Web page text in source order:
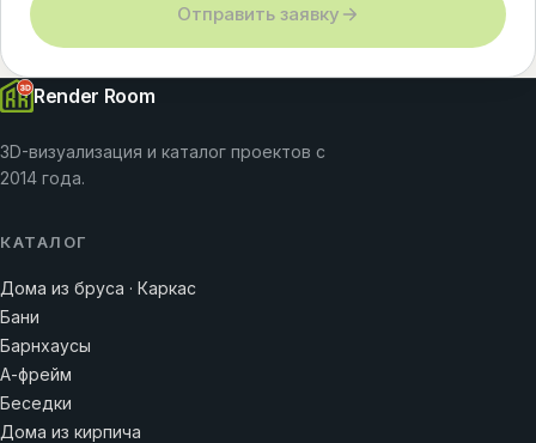
Отправить заявку
Render Room
3D-визуализация и каталог проектов с
2014 года.
КАТАЛОГ
Дома из бруса · Каркас
Бани
Барнхаусы
А-фрейм
Беседки
Дома из кирпича